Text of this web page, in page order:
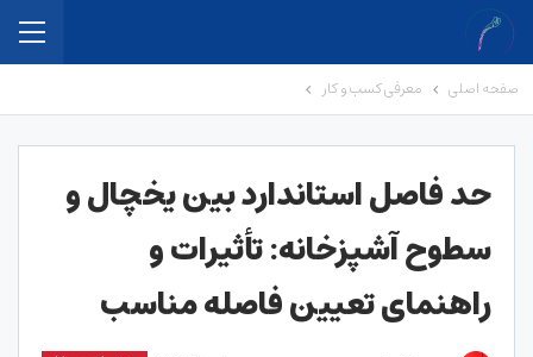
صفحه اصلی معرفی کسب و کار
حد فاصل استاندارد بین یخچال و
سطوح آشپزخانه: تأثیرات و
راهنمای تعیین فاصله مناسب